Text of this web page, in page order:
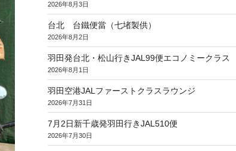
2026年8月3日
台北 台鐵便當（七堵製供）
2026年8月2日
羽田発台北・松山行きJAL99便エコノミークラス
2026年8月1日
羽田空港JALファーストクラスラウンジ
2026年7月31日
7月2日新千歳発羽田行きJAL510便
2026年7月30日